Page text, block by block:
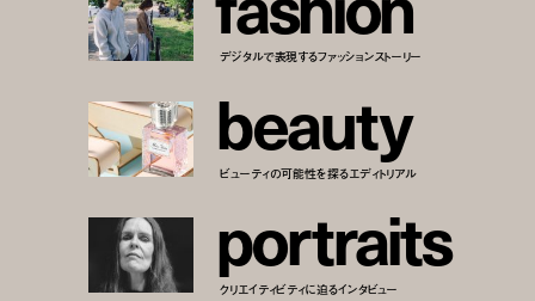
デジタルで表現するファッションストーリー
beauty
ビューティの可能性を探るエディトリアル
portraits
クリエイティビティに迫るインタビュー